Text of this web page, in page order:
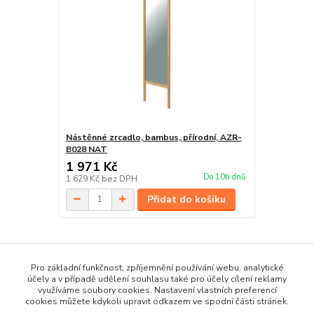
Nástěnné zrcadlo, bambus, přírodní, AZR-
B028 NAT
1 971 Kč
1 629 Kč bez DPH Do 10ti dnů
Přidat do košíku
Zboží zařazeno v kategoriích
Bytové doplňky
Pro základní funkčnost, zpříjemnění používání webu, analytické
účely a v případě udělení souhlasu také pro účely cílení reklamy
využíváme soubory cookies. Nastavení vlastních preferencí
cookies můžete kdykoli upravit odkazem ve spodní části stránek.